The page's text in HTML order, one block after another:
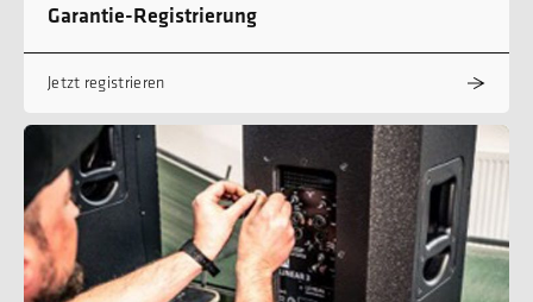
Garantie-Registrierung
Jetzt registrieren